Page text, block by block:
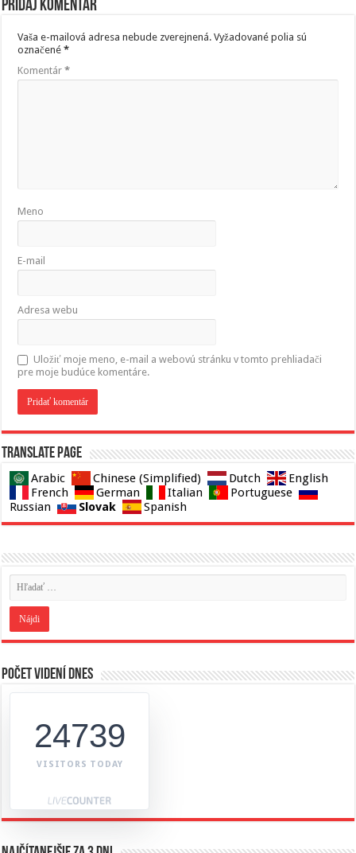
Pridaj komentár
Vaša e-mailová adresa nebude zverejnená. Vyžadované polia sú
označené*
Komentár*
Meno
E-mail
Adresa webu
Uložiť moje meno, e-mail a webovú stránku v tomto prehliadači
pre moje budúce komentáre.
Translate page
Arabic Chinese (Simplified) Dutch
English
French
German Italian
Portuguese
Russian
Slovak Spanish
Počet videní dnes
24739
VISITORS TODAY